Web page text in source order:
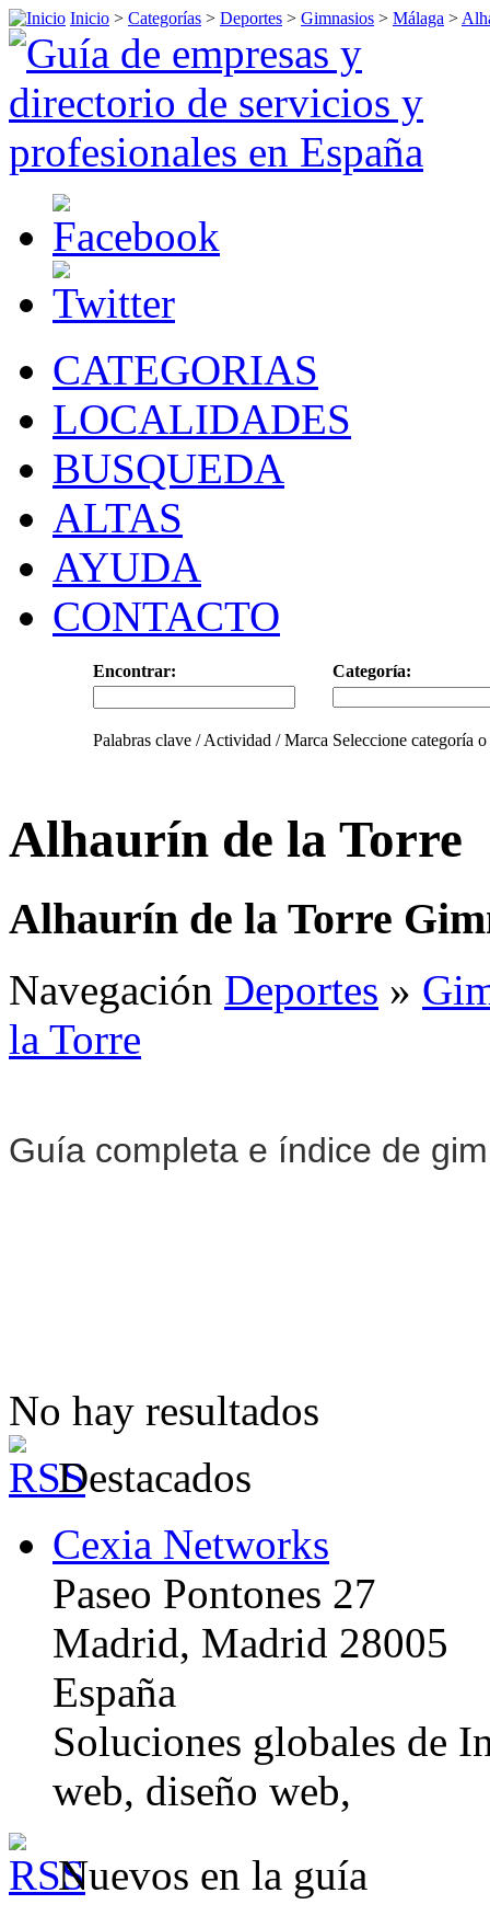
Inicio > Categorías > Deportes > Gimnasios > Málaga >
CATEGORIAS
LOCALIDADES
BUSQUEDA
ALTAS
AYUDA
CONTACTO
Encontrar: Categoría:
Palabras clave / Actividad / Marca Seleccione categoría
Alhaurín de la Torre
Alhaurín de la Torre
Navegación Deportes »
la Torre
Guía completa e índice de
No hay resultados
Destacados
Cexia Networks
Paseo Pontones 27
Madrid, Madrid 28005
España
Soluciones globales de
web, diseño web,
Nuevos en la guía